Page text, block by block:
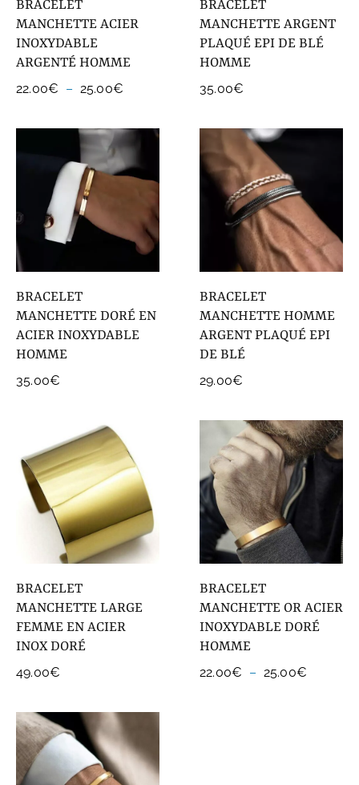
BRACELET
MANCHETTE ACIER
INOXYDABLE
ARGENTÉ HOMME
22.00€ – 25.00€
22.00€
à
25.00€
BRACELET
MANCHETTE ARGENT
PLAQUÉ EPI DE BLÉ
HOMME
35.00€
BRACELET
MANCHETTE DORÉ EN
ACIER INOXYDABLE
HOMME
35.00€
BRACELET
MANCHETTE HOMME
ARGENT PLAQUÉ EPI
DE BLÉ
29.00€
BRACELET
MANCHETTE LARGE
FEMME EN ACIER
INOX DORÉ
49.00€
BRACELET
MANCHETTE OR ACIER
INOXYDABLE DORÉ
HOMME
22.00€ – 25.00€